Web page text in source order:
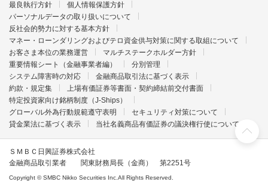
最良執行方針
個人情報保護方針
パーソナルデータの取り扱いについて
反社会的勢力に対する基本方針
マネー・ローンダリングおよびテロ資金供与対策に関する取組について
お客さま本位の業務運営
マルチステークホルダー方針
重要情報シート（金融事業者編）
分別管理
システム障害時の対応
金融商品取引法に基づく表示
約款・規定集
上場有価証券等書面・契約締結前交付書面
特定投資家向け銘柄制度（J-Ships）
グローバル外為行動規範遵守表明
セキュリティ対策について
貸金業法に基づく表示
当社名義商品有価証券の議決権行使について
ＳＭＢＣ日興証券株式会社
金融商品取引業者 関東財務局長（金商） 第2251号
Copyright © SMBC Nikko Securities Inc.All Rights Reserved.